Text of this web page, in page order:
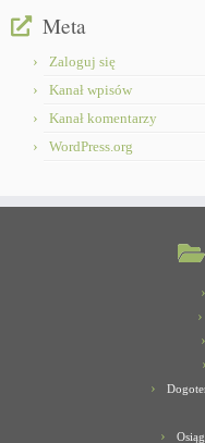
Meta
Zaloguj się
Kanał wpisów
Kanał komentarzy
WordPress.org